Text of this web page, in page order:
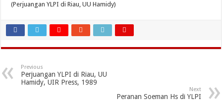
(Perjuangan YLPI di Riau, UU Hamidy)
Previous
Perjuangan YLPI di Riau, UU
Hamidy, UIR Press, 1989
Next
Peranan Soeman Hs di YLPI